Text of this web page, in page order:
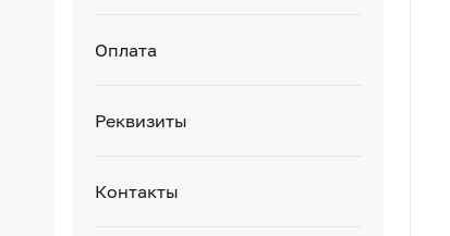
Оплата
Реквизиты
Контакты